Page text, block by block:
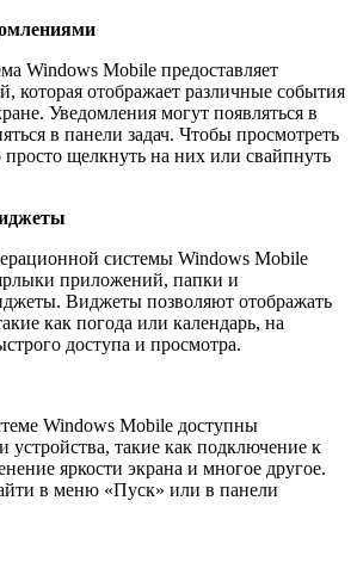
Windows Mobile предоставляет
которая отображает различные события
Уведомления могут появляться в
в панели задач. Чтобы просмотреть
щелкнуть на них или свайпнуть
системы Windows Mobile
приложений, папки и
Виджеты позволяют отображать
как погода или календарь, на
доступа и просмотра.
Windows Mobile доступны
устройства, такие как подключение к
яркости экрана и многое другое.
в меню «Пуск» или в панели